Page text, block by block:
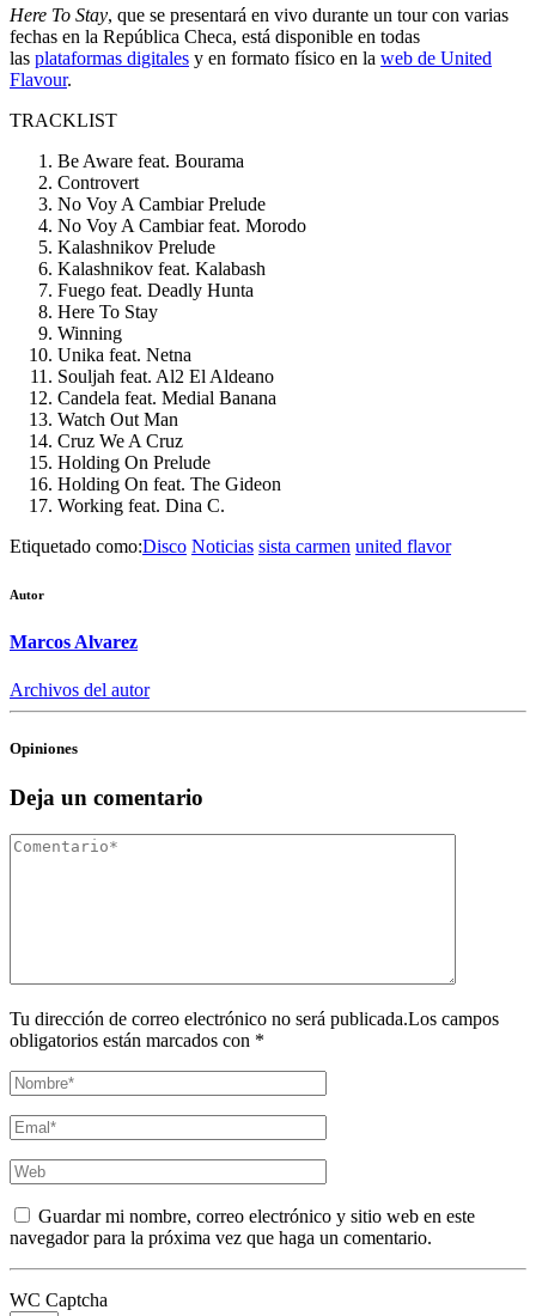
Here To Stay, que se presentará en vivo durante un tour con varias
fechas en la República Checa, está disponible en todas
las plataformas digitales y en formato físico en la web de United
Flavour.
TRACKLIST
Be Aware feat. Bourama
Controvert
No Voy A Cambiar Prelude
No Voy A Cambiar feat. Morodo
Kalashnikov Prelude
Kalashnikov feat. Kalabash
Fuego feat. Deadly Hunta
Here To Stay
Winning
Unika feat. Netna
Souljah feat. Al2 El Aldeano
Candela feat. Medial Banana
Watch Out Man
Cruz We A Cruz
Holding On Prelude
Holding On feat. The Gideon
Working feat. Dina C.
Etiquetado como:Disco Noticias sista carmen united flavor
Autor
Marcos Alvarez
Archivos del autor
Opiniones
Deja un comentario
Tu dirección de correo electrónico no será publicada.Los campos
obligatorios están marcados con *
Guardar mi nombre, correo electrónico y sitio web en este
navegador para la próxima vez que haga un comentario.
WC Captcha